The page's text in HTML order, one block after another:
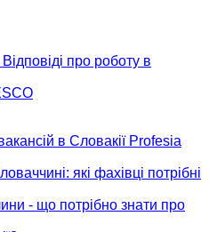
про роботу в
в Словакії Profesia
які фахівці потрібні
- що потрібно знати про